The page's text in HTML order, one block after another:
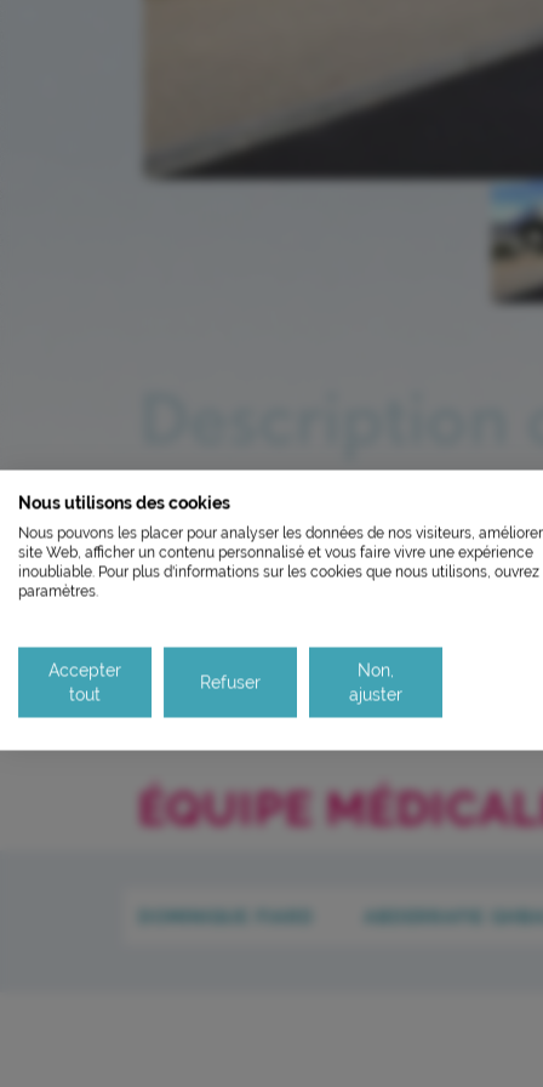
Le Centre expertise autisme adultes
troubles du neuro-développement
C’est également le dispositif conventionné
ÉQUIPE
Nous avons développé ce site
le parcourir dans son Mode
Merci pour votre contribution !
Le laboratoire sera
Il réouvrira aux
Nous utilisons des cookies
Nous pouvons les placer pour analyser les données de nos visiteurs,
site Web, afficher un contenu personnalisé et vous faire vivre une expérience
inoubliable. Pour plus d'informations sur les cookies que nous utilisons, ouvrez
paramètres.
Accepter
tout
Refuser
Non,
ajuster